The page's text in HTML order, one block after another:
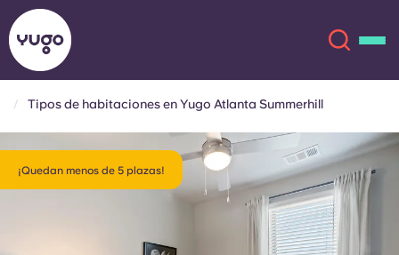
UbicacionesEnglish (US)
Español
Tipos de habitaciones en Yugo Atlanta Summerhill
¡Quedan menos de 5 plazas!